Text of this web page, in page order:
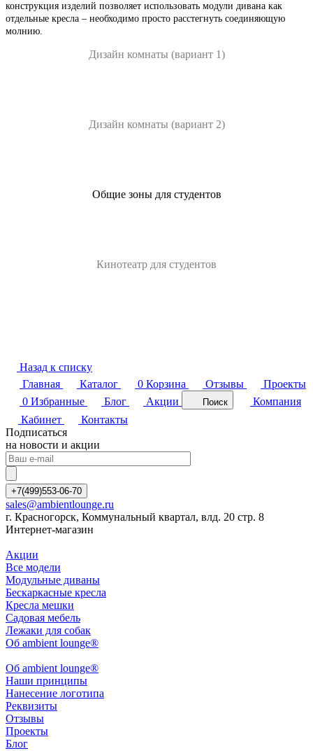
конструкция изделий позволяет использовать модули дивана как
отдельные кресла – необходимо просто расстегнуть соединяющую
молнию.
Дизайн комнаты (вариант 1)
Дизайн комнаты (вариант 2)
Общие зоны для студентов
Кинотеатр для студентов
Назад к списку
Главная
Каталог 0 Корзина Отзывы
Проекты
0 Избранные Блог Акции Поиск
Компания
Кабинет
Контакты
Подписаться
на новости и акции
+7(499)553-06-70
sales@ambientlounge.ru
г. Красногорск, Коммунальный квартал, влд. 20 стр. 8
Интернет-магазин
Акции
Все модели
Модульные диваны
Бескаркасные кресла
Кресла мешки
Садовая мебель
Лежаки для собак
Об ambient lounge®
Oб ambient lounge®
Наши принципы
Нанесение логотипа
Реквизиты
Отзывы
Проекты
Блог